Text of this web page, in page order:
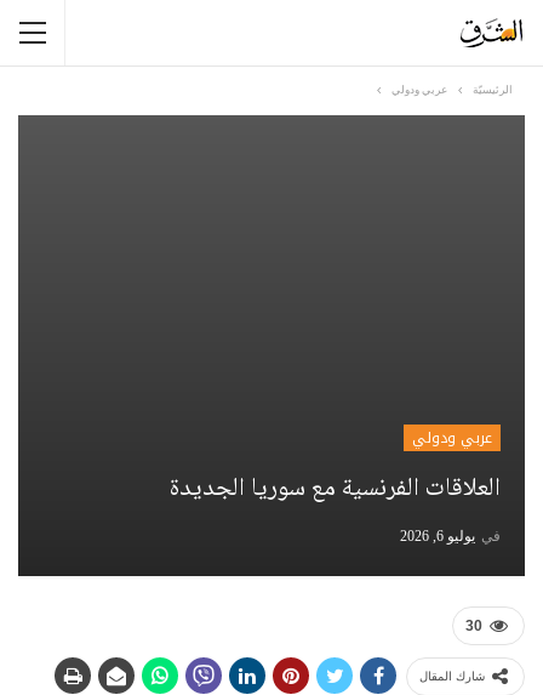
الرئيسيّة عربي ودولي
عربي ودولي
العلاقات الفرنسية مع سوريا الجديدة
في يوليو 6, 2026
30
شارك المقال